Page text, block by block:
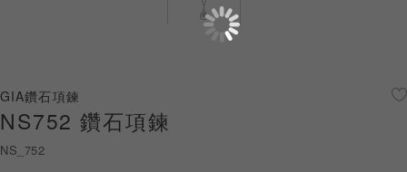
黃金金飾
關於ALUXE
GIA鑽石項鍊
NS752 鑽石項鍊
NS_752